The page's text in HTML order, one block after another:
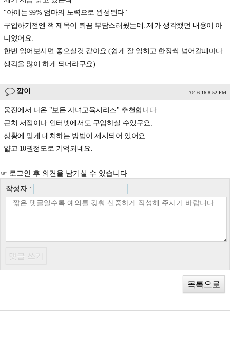
"아이는 99% 엄마의 노력으로 완성된다"
구입하기전엔 책 제목이 쬐끔 부담스러웠는데..제가 생각했던 내용이 아
니었어요.
한번 읽어보시면 좋으실것 같아요.(쉽게 잘 읽히고 한장씩 넘어갈때마다
생각을 많이 하게 되더라구요)
깜이 '04.6.16 8:52 PM
웅진에서 나온 "보든 자녀교육시리즈" 추천합니다.
근처 서점이나 인터넷에서도 구입하실 수있구요,
상황에 맞게 대처하는 방법이 제시되어 있어요.
얇고 10권정도로 기억되네요.
☞ 로그인 후 의견을 남기실 수 있습니다
작성자 :
목록으로